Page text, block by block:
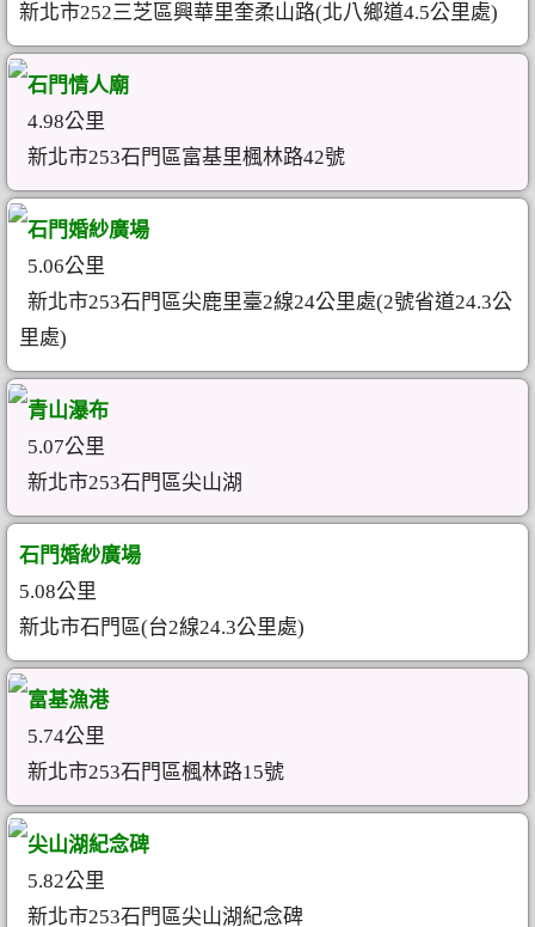
新北市252三芝區興華里奎柔山路(北八鄉道4.5公里處)
石門情人廟
4.98公里
新北市253石門區富基里楓林路42號
石門婚紗廣場
5.06公里
新北市253石門區尖鹿里臺2線24公里處(2號省道24.3公
里處)
青山瀑布
5.07公里
新北市253石門區尖山湖
石門婚紗廣場
5.08公里
新北市石門區(台2線24.3公里處)
富基漁港
5.74公里
新北市253石門區楓林路15號
尖山湖紀念碑
5.82公里
新北市253石門區尖山湖紀念碑